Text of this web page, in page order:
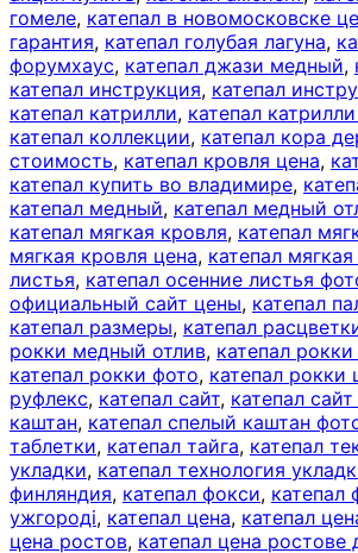
гомеле, катепал в новомосковске
гарантия, катепал голубая лагуна,
форумхаус, катепал джази медный,
катепал инструкция, катепал
катепал катрилли, катепал
катепал коллекции, катепал кора
стоимость, катепал кровля цена,
катепал купить во владимире,
катепал медный, катепал медный
катепал мягкая кровля, катепал
мягкая кровля цена, катепал
листья, катепал осенние листья
официальный сайт цены, катепал
катепал размеры, катепал
рокки медный отлив, катепал
катепал рокки фото, катепал рокки
руфлекс, катепал сайт, катепал
каштан, катепал спелый каштан
таблетки, катепал тайга, катепал
укладки, катепал технология
финляндия, катепал фокси, катепал
ужгороді, катепал цена, катепал
цена ростов, катепал цена ростове